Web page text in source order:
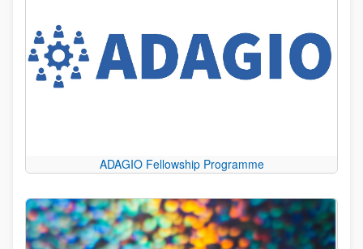
ADAGIO Fellowship Programme